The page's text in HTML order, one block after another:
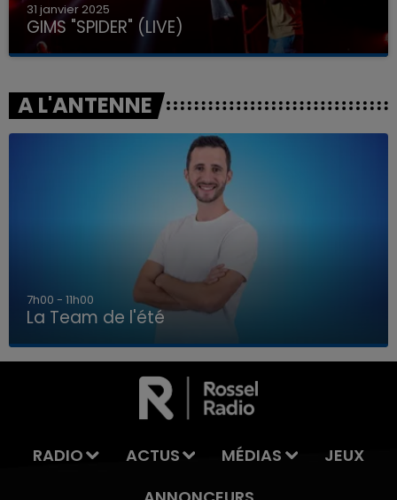
LA TEAM DE L'ÉTÉ
31 janvier 2025
GIMS "SPIDER" (LIVE)
A L'ANTENNE
7h00 - 11h00
La Team de l'été
RADIO ACTUS MÉDIAS
JEUX